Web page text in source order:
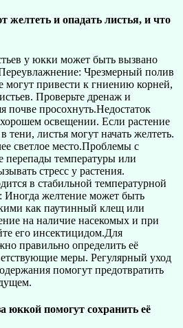
и опадать листья, и что
у юкки может быть вызвано
Чрезмерный полив
могут привести к гниению корней,
Проверьте дренаж и
почве просохнуть.Недостаток
освещении. Если растение
тени, листья могут начать желтеть.
светлое место.Проблемы с
перепады температуры или
стресс у растения.
в стабильной температурной
Иногда желтение может быть
как паутинный клещ или
на наличие насекомых и при
его инсектицидом.Для
правильно определить её
меры. Регулярный уход
помогут предотвратить
юккой помогут сохранить её